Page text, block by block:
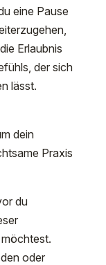
eine Pause
Erlaubnis
der sich
lässt.
dein
Praxis
du
oder